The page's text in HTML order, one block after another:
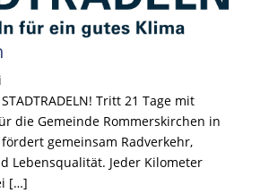
Tritt 21 Tage mit
die Gemeinde Rommerskirchen in
gemeinsam Radverkehr,
Lebensqualität. Jeder Kilometer
[…]